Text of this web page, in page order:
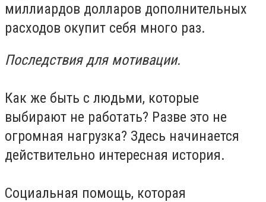
миллиардов долларов дополнительных
расходов окупит себя много раз.
Последствия для мотивации.
Как же быть с людьми, которые
выбирают не работать? Разве это не
огромная нагрузка? Здесь начинается
действительно интересная история.
Социальная помощь, которая